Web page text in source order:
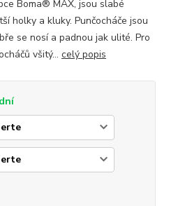
Boma® MAX, jsou slabé
holky a kluky. Punčocháče jsou
se nosí a padnou jak ulité. Pro
všitý... celý popis